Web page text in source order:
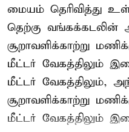
மையம் தெரிவித்து
தெற்கு வங்கக்கடலின்
சூறாவளிக்காற்று
மீட்டர் வேகத்திலும்
மீட்டர் வேகத்திலும்,
சூறாவளிக்காற்று
மீட்டர் வேகத்திலும்